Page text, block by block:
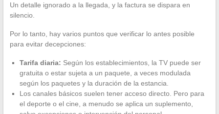
Un detalle ignorado a la llegada, y la factura se dispara en
silencio.
Por lo tanto, hay varios puntos que verificar lo antes posible
para evitar decepciones:
Tarifa diaria: Según los establecimientos, la TV puede ser
gratuita o estar sujeta a un paquete, a veces modulada
según los paquetes y la duración de la estancia.
Los canales básicos suelen tener acceso directo. Pero para
el deporte o el cine, a menudo se aplica un suplemento,